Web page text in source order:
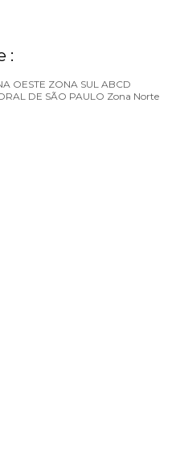
:
OESTE ZONA SUL ABCD
DE SÃO PAULO Zona Norte